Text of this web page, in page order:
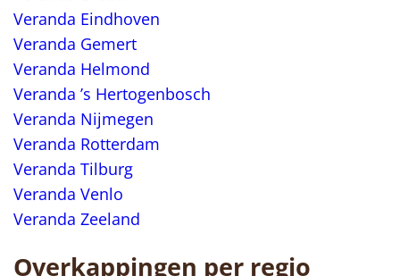
Veranda Eindhoven
Veranda Gemert
Veranda Helmond
Veranda ’s Hertogenbosch
Veranda Nijmegen
Veranda Rotterdam
Veranda Tilburg
Veranda Venlo
Veranda Zeeland
Overkappingen per regio